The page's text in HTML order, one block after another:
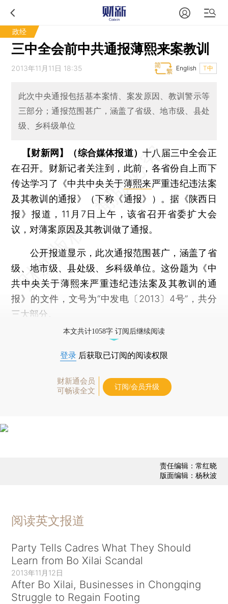
政经
三中全会前中共通报薄熙来案教训
2013年11月11日 18:35 T中
English
此次中央通报包括基本案情、案发原因、教训警示等
三部分；通报范围甚广，涵盖了省级、地市级、县处
级、乡科级单位
【财新网】（综合媒体报道）十八届三中全会正
在召开。财新记者关注到，此前，各省份自上而下
传达学习了《中共中央关于薄熙来严重违纪违法案
及其教训的通报》（下称《通报》）。据《陕西日
报》报道，11月7日上午，该省召开省委扩大会
议，对薄案原因及其教训做了通报。
公开报道显示，此次通报范围甚广，涵盖了省
级、地市级、县处级、乡科级单位。这份题为《中
共中央关于薄熙来严重违纪违法案及其教训的通
报》的文件，文号为“中发电〔2013〕4号”，共分
三大部分。
本文共计1058字 订阅后继续阅读
登录 后获取已订阅的阅读权限
财新通会员
可畅读全文
订阅/会员升级
责任编辑：常红晓
版面编辑：杨秋波
阅读英文报道
Party Tells Cadres What They Should
Learn from Bo Xilai Scandal
2013年11月12日
After Bo Xilai, Businesses in Chongqing
Struggle to Regain Footing